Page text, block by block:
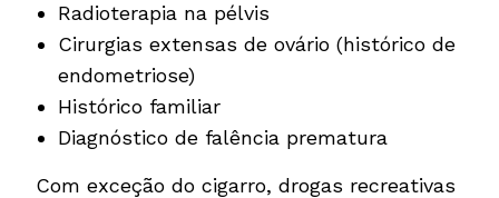
Radioterapia na pélvis
Cirurgias extensas de ovário (histórico de
endometriose)
Histórico familiar
Diagnóstico de falência prematura
Com exceção do cigarro, drogas recreativas